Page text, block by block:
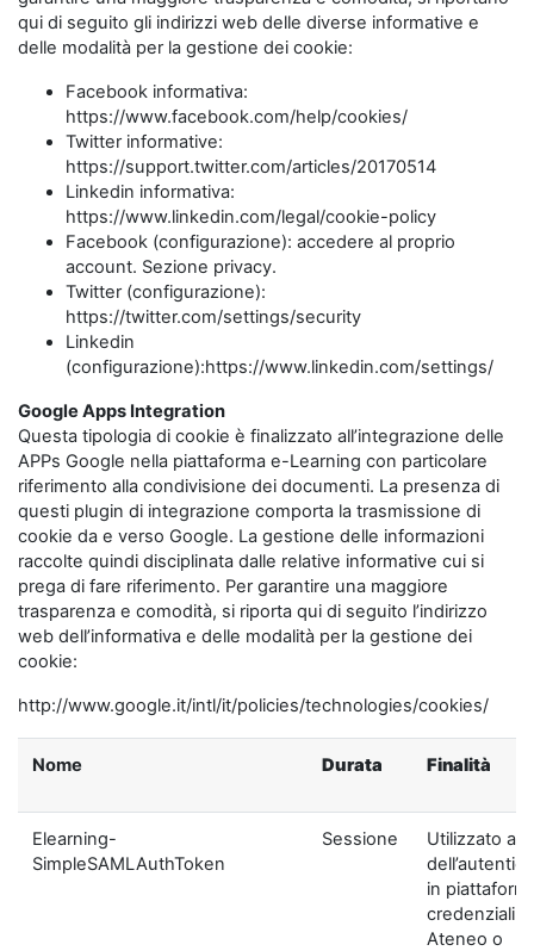
qui di seguito gli indirizzi web delle diverse informative e
delle modalità per la gestione dei cookie:
Facebook informativa:
https://www.facebook.com/help/cookies/
Twitter informative:
https://support.twitter.com/articles/20170514
Linkedin informativa:
https://www.linkedin.com/legal/cookie-policy
Facebook (configurazione): accedere al proprio
account. Sezione privacy.
Twitter (configurazione):
https://twitter.com/settings/security
Linkedin
(configurazione):https://www.linkedin.com/settings/
Google Apps Integration
Questa tipologia di cookie è finalizzato all’integrazione delle
APPs Google nella piattaforma e-Learning con particolare
riferimento alla condivisione dei documenti. La presenza di
questi plugin di integrazione comporta la trasmissione di
cookie da e verso Google. La gestione delle informazioni
raccolte quindi disciplinata dalle relative informative cui si
prega di fare riferimento. Per garantire una maggiore
trasparenza e comodità, si riporta qui di seguito l’indirizzo
web dell’informativa e delle modalità per la gestione dei
cookie:
http://www.google.it/intl/it/policies/technologies/cookies/
Nome Durata Finalità
Elearning-
SimpleSAMLAuthToken
Sessione
Utilizzato ai
in
credenziali di
Ateneo o